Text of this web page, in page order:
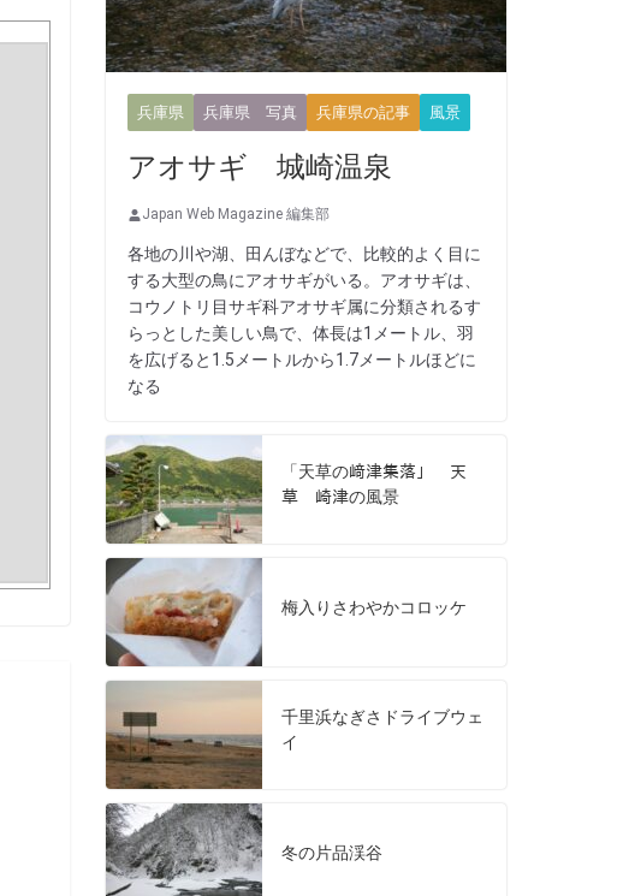
兵庫県 兵庫県 写真 兵庫県の記事 風景
アオサギ 城崎温泉
Japan Web Magazine 編集部
各地の川や湖、田んぼなどで、比較的よく目に
する大型の鳥にアオサギがいる。アオサギは、
コウノトリ目サギ科アオサギ属に分類されるす
らっとした美しい鳥で、体長は1メートル、羽
を広げると1.5メートルから1.7メートルほどに
なる
「天草の﨑津集落」 天
草 崎津の風景
梅入りさわやかコロッケ
千里浜なぎさドライブウェ
イ
冬の片品渓谷